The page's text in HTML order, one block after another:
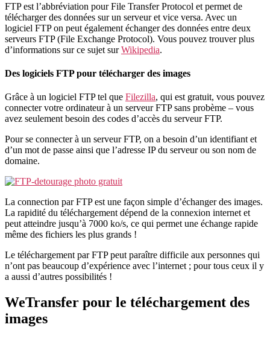
FTP est l’abbréviation pour File Transfer Protocol et permet de
télécharger des données sur un serveur et vice versa. Avec un
logiciel FTP on peut également échanger des données entre deux
serveurs FTP (File Exchange Protocol). Vous pouvez trouver plus
d’informations sur ce sujet surWikipedia.
Des logiciels FTP pour télécharger des images
Grâce à un logiciel FTP tel que Filezilla, qui est gratuit, vous pouvez
connecter votre ordinateur à un serveur FTP sans probème – vous
avez seulement besoin des codes d’accès du serveur FTP.
Pour se connecter à un serveur FTP, on a besoin d’un identifiant et
d’un mot de passe ainsi que l’adresse IP du serveur ou son nom de
domaine.
La connection par FTP est une façon simple d’échanger des images.
La rapidité du téléchargement dépend de la connexion internet et
peut atteindre jusqu’à 7000 ko/s, ce qui permet une échange rapide
même des fichiers les plus grands !
Le téléchargement par FTP peut paraître difficile aux personnes qui
n’ont pas beaucoup d’expérience avec l’internet ; pour tous ceux il y
a aussi d’autres possibilités !
WeTransfer pour le téléchargement des
images